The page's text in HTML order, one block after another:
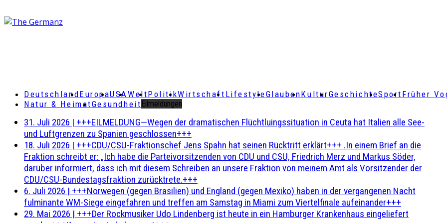
DeutschlandEuropaUSAWeltPolitikWirtschaft LifestyleGlaubenKulturGeschichteSport Früher
Natur & HeimatGesundheit Eilmeldungen
31. Juli 2026 | +++EILMELDUNG—Wegen der dramatischen Flüchtluingssituation in Ceuta hat Italien alle See-
und Luftgrenzen zu Spanien geschlossen+++
18. Juli 2026 | +++CDU/CSU-Fraktionschef Jens Spahn hat seinen Rücktritt erklärt+++ .In einem Brief an die
Fraktion schreibt er: „Ich habe die Parteivorsitzenden von CDU und CSU, Friedrich Merz und Markus Söder,
darüber informiert, dass ich mit diesem Schreiben an unsere Fraktion von meinem Amt als Vorsitzender der
CDU/CSU-Bundestagsfraktion zurücktrete.+++
6. Juli 2026 | +++Norwegen (gegen Brasilien) und England (gegen Mexiko) haben in der vergangenen Nacht
fulminante WM-Siege eingefahren und treffen am Samstag in Miami zum Viertelfinale aufeinander+++
29. Mai 2026 | +++Der Rockmusiker Udo Lindenberg ist heute in ein Hamburger Krankenhaus eingeliefert